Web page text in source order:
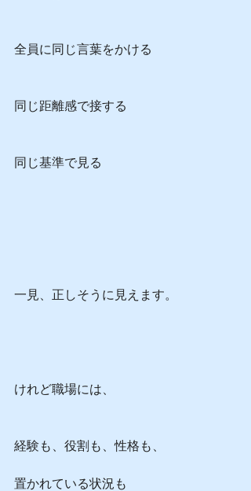
全員に同じ言葉をかける
同じ距離感で接する
同じ基準で見る
一見、正しそうに見えます。
けれど職場には、
経験も、役割も、性格も、
置かれている状況も